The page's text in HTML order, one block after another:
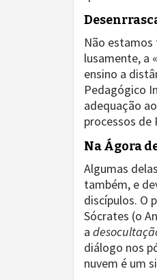
Não estamos
lusamente, a
ensino a
Pedagógico
adequação
processos de
Na Ágora
Algumas
também, e
discípulos. O
Sócrates (o
a
diálogo nos
nuvem é um